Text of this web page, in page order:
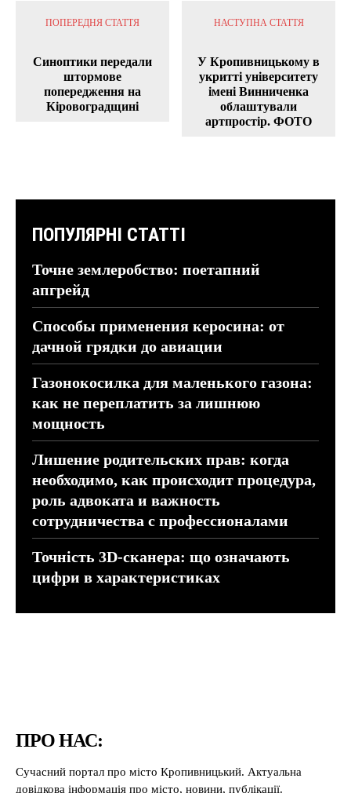
ПОПЕРЕДНЯ СТАТТЯ
Синоптики передали
штормове
попередження на
Кіровоградщині
НАСТУПНА СТАТТЯ
У Кропивницькому в
укритті університету
імені Винниченка
облаштували
артпростір. ФОТО
ПОПУЛЯРНІ СТАТТІ
Точне землеробство: поетапний
апгрейд
Способы применения керосина: от
дачной грядки до авиации
Газонокосилка для маленького газона:
как не переплатить за лишнюю
мощность
Лишение родительских прав: когда
необходимо, как происходит процедура,
роль адвоката и важность
сотрудничества с профессионалами
Точність 3D-сканера: що означають
цифри в характеристиках
ПРО НАС:
Сучасний портал про місто Кропивницький. Актуальна
довідкова інформація про місто, новини, публікації.